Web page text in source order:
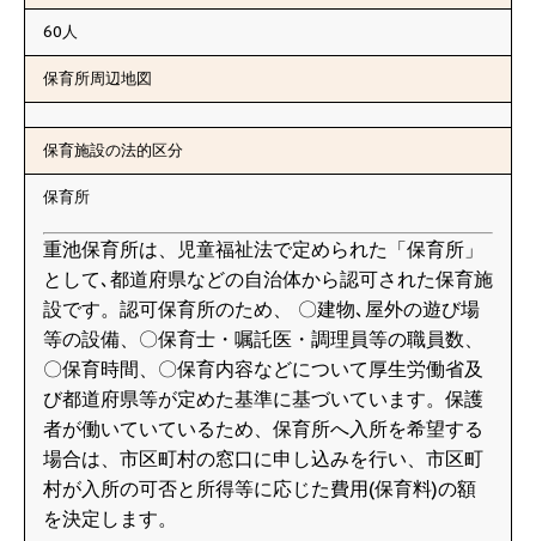
60人
保育所周辺地図
保育施設の法的区分
保育所
重池保育所は、児童福祉法で定められた「保育所」
として､都道府県などの自治体から認可された保育施
設です。認可保育所のため、 〇建物､屋外の遊び場
等の設備、〇保育士・嘱託医・調理員等の職員数、
〇保育時間、〇保育内容などについて厚生労働省及
び都道府県等が定めた基準に基づいています。保護
者が働いていているため、保育所へ入所を希望する
場合は、市区町村の窓口に申し込みを行い、市区町
村が入所の可否と所得等に応じた費用(保育料)の額
を決定します。